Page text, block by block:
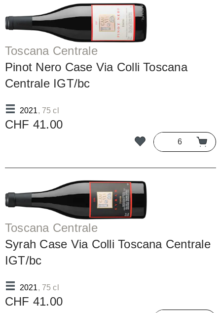
Toscana Centrale
Pinot Nero Case Via Colli Toscana
Centrale IGT/bc
2021, 75 cl
CHF 41.00
Toscana Centrale
Syrah Case Via Colli Toscana Centrale
IGT/bc
2021, 75 cl
CHF 41.00